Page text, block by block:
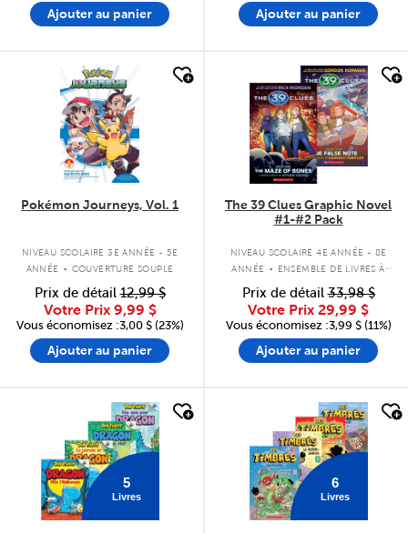
Ajouter au panier Ajouter au panier
quick look
Pokémon Journeys, Vol. 1
NIVEAU SCOLAIRE 3E ANNÉE - 5E
ANNÉE . COUVERTURE SOUPLE
Prix de détail12,99 $
Votre Prix 9,99 $
Vous économisez :3,00 $ (23%)
Ajouter au panier
quick look
The 39 Clues Graphic Novel
#1-#2 Pack
NIVEAU SCOLAIRE 4E ANNÉE - 8E
ANNÉE . ENSEMBLE DE LIVRES À
Prix de détail33,98 $
Votre Prix 29,99 $
Vous économisez :3,99 $ (11%)
Ajouter au panier
5
Livres
6
Livres